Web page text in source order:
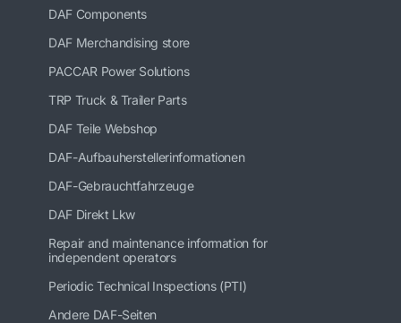
DAF Components
DAF Merchandising store
PACCAR Power Solutions
TRP Truck & Trailer Parts
DAF Teile Webshop
DAF-Aufbauherstellerinformationen
DAF-Gebrauchtfahrzeuge
DAF Direkt Lkw
Repair and maintenance information for
independent operators
Periodic Technical Inspections (PTI)
Andere DAF-Seiten